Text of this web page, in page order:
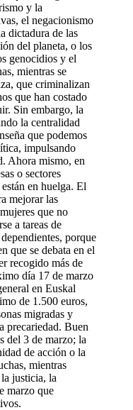
y la
el negacionismo
dictadura de las
del planeta, o los
genocidios y el
mientras se
que criminalizan
que han costado
Sin embargo, la
la centralidad
que podemos
impulsando
Ahora mismo, en
o sectores
en huelga. El
mejorar las
que no
a tareas de
porque
que se debata en el
recogido más de
día 17 de marzo
en Euskal
de 1.500 euros,
migradas y
precariedad. Buen
del 3 de marzo; la
de acción o la
mientras
justicia, la
marzo que